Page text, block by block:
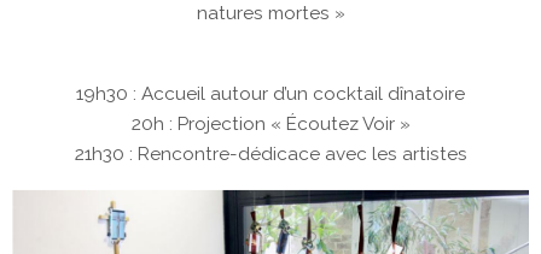
natures mortes »
19h30 : Accueil autour d’un cocktail dînatoire
20h : Projection « Écoutez Voir »
21h30 : Rencontre-dédicace avec les artistes